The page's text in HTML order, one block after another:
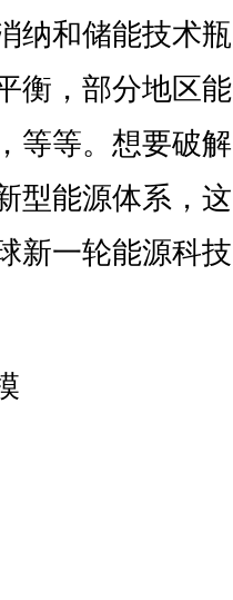
纳和储能技术瓶
衡，部分地区能
等等。想要破解
型能源体系，这
新一轮能源科技